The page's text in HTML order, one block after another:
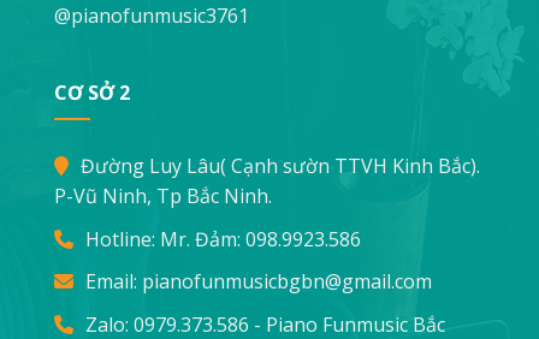
@pianofunmusic3761
CƠ SỞ 2
Đường Luy Lâu( Cạnh sườn TTVH Kinh Bắc).
P-Vũ Ninh, Tp Bắc Ninh.
Hotline: Mr. Đảm: 098.9923.586
Email: pianofunmusicbgbn@gmail.com
Zalo: 0979.373.586 - Piano Funmusic Bắc